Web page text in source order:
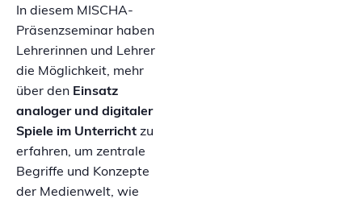
In diesem MISCHA-
Präsenzseminar haben
Lehrerinnen und Lehrer
die Möglichkeit, mehr
über den Einsatz
analoger und digitaler
Spiele im Unterricht zu
erfahren, um zentrale
Begriffe und Konzepte
der Medienwelt, wie